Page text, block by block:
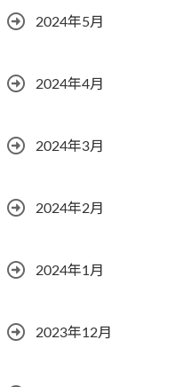
2024年5月
2024年4月
2024年3月
2024年2月
2024年1月
2023年12月